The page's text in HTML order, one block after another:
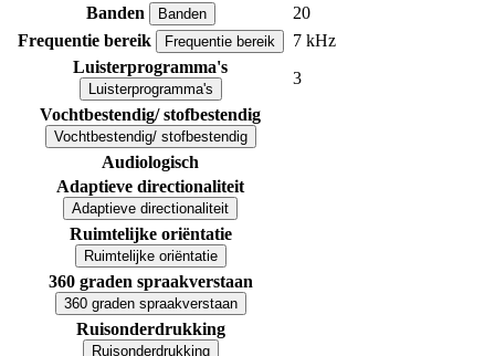
Banden
Banden
20
Frequentie bereik
Frequentie bereik
7 kHz
Luisterprogramma's
Luisterprogramma's
3
Vochtbestendig/ stofbestendig
Vochtbestendig/ stofbestendig
Audiologisch
Adaptieve directionaliteit
Adaptieve directionaliteit
Ruimtelijke oriëntatie
Ruimtelijke oriëntatie
360 graden spraakverstaan
360 graden spraakverstaan
Ruisonderdrukking
Ruisonderdrukking